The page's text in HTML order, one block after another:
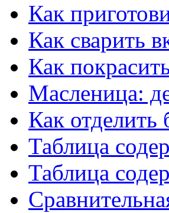
Как
Как сварить
Как
Масленица:
Как отделить
Таблица
Таблица